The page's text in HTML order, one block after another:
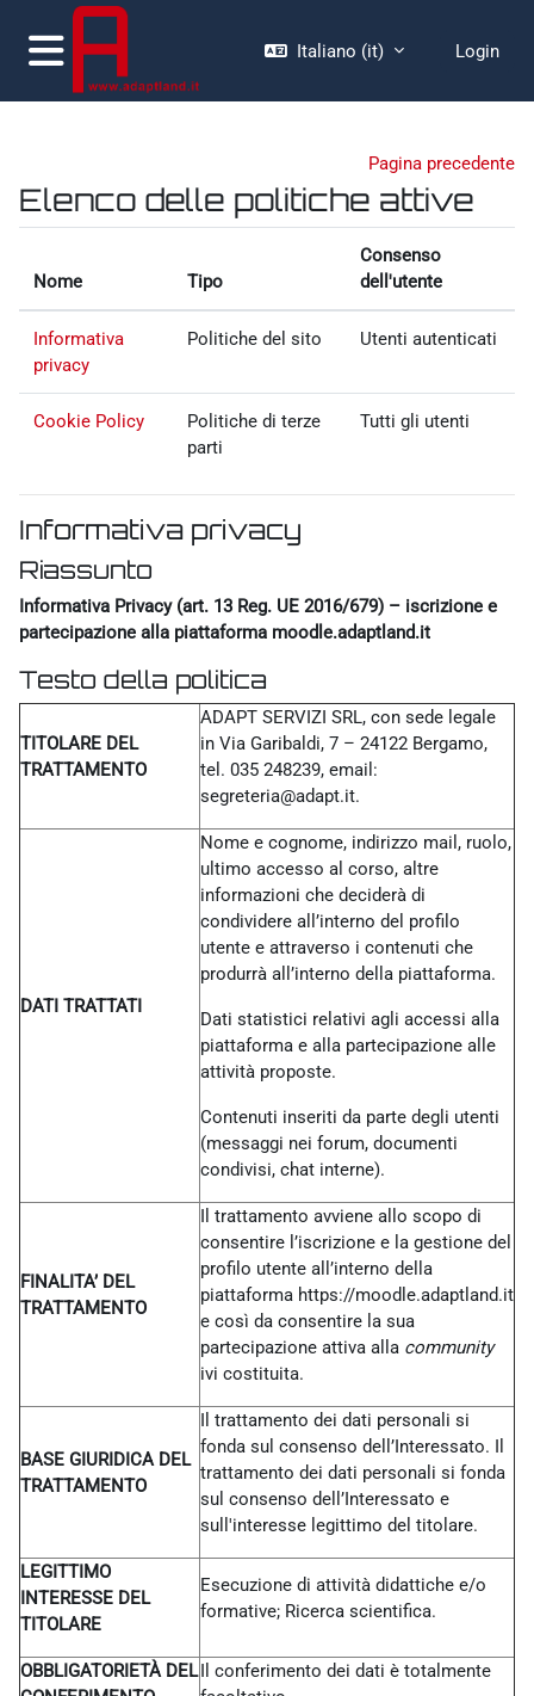
Vai al contenuto principale
Pannello laterale
Italiano ‎(it)‎ Login
Pagina precedente
Elenco delle politiche attive
Nome Tipo
Consenso
dell'utente
Informativa
privacy
Politiche del sito Utenti autenticati
Cookie Policy
Politiche di terze
parti
Tutti gli utenti
Informativa privacy
Riassunto
Informativa Privacy (art. 13 Reg. UE 2016/679) – iscrizione e
partecipazione alla piattaforma moodle.adaptland.it
Testo della politica
TITOLARE DEL
TRATTAMENTO
ADAPT SERVIZI SRL, con sede legale
in Via Garibaldi, 7 – 24122 Bergamo,
tel. 035 248239, email:
segreteria@adapt.it.
DATI TRATTATI
Nome e cognome, indirizzo mail, ruolo,
ultimo accesso al corso, altre
informazioni che deciderà di
condividere all’interno del profilo
utente e attraverso i contenuti che
produrrà all’interno della piattaforma.
Dati statistici relativi agli accessi alla
piattaforma e alla partecipazione alle
attività proposte.
Contenuti inseriti da parte degli utenti
(messaggi nei forum, documenti
condivisi, chat interne).
FINALITA’ DEL
TRATTAMENTO
Il trattamento avviene allo scopo di
consentire l’iscrizione e la gestione del
profilo utente all’interno della
piattaforma https://moodle.adaptland.it
e così da consentire la sua
partecipazione attiva alla community
ivi costituita.
BASE GIURIDICA DEL
TRATTAMENTO
Il trattamento dei dati personali si
fonda sul consenso dell’Interessato. Il
trattamento dei dati personali si fonda
sul consenso dell’Interessato e
sull'interesse legittimo del titolare.
LEGITTIMO
INTERESSE DEL
TITOLARE
Esecuzione di attività didattiche e/o
formative; Ricerca scientifica.
OBBLIGATORIETÀ DELIl conferimento dei dati è totalmente